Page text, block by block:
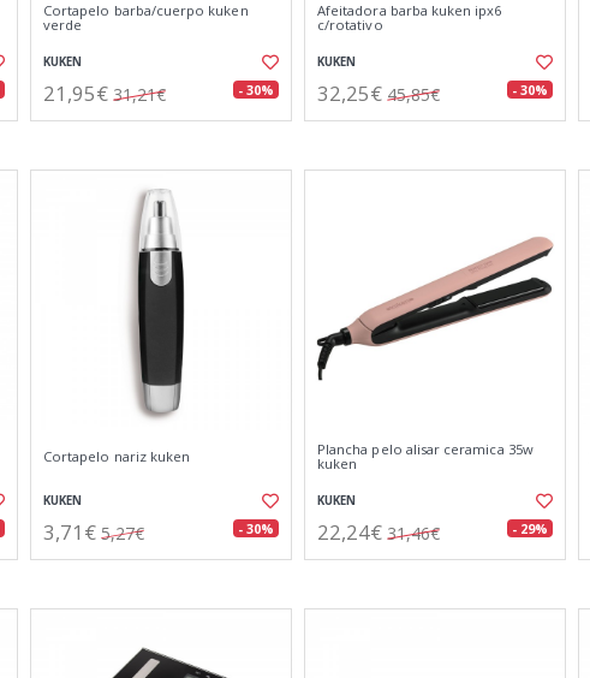
Cortapelo barba/cuerpo kuken
verde
KUKEN
21,95€ 31,21€ - 30%
Afeitadora barba kuken ipx6
c/rotativo
KUKEN
32,25€ 45,85€ - 30%
Cortapelo nariz kuken
KUKEN
3,71€ 5,27€ - 30%
Plancha pelo alisar ceramica 35w
kuken
KUKEN
22,24€ 31,46€ - 29%